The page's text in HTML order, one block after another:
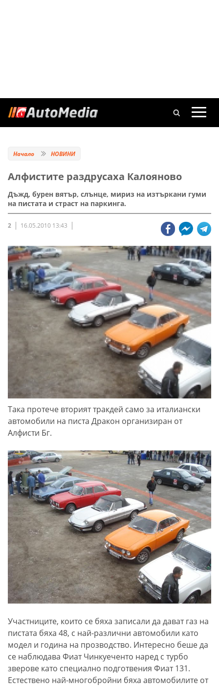
Начало НОВИНИ
Алфистите раздрусаха Калояново
Дъжд, бурен вятър, слънце, мириз на изтъркани гуми
на пистата и страст на паркинга.
2 16.05.2010 13:43
Така протече вторият тракдей само за италиански
автомобили на писта Дракон организиран от
Алфисти Бг.
Участниците, които се бяха записали да дават газ на
пистата бяха 48, с най-различни автомобили като
модел и година на прозводство. Интересно беше да
се наблюдава Фиат Чинкуеченто наред с турбо
зверове като специално подготвения Фиат 131.
Естествено най-многобройни бяха автомобилите от